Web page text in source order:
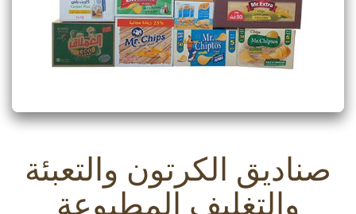
صناديق الكرتون والتعبئة
والتغليف المطبوعة